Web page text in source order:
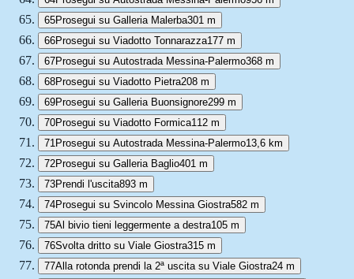
65Prosegui su Galleria Malerba301 m
66Prosegui su Viadotto Tonnarazza177 m
67Prosegui su Autostrada Messina-Palermo368 m
68Prosegui su Viadotto Pietra208 m
69Prosegui su Galleria Buonsignore299 m
70Prosegui su Viadotto Formica112 m
71 Prosegui su Autostrada Messina-Palermo13,6 km
72Prosegui su Galleria Baglio401 m
73Prendi l'uscita893 m
74Prosegui su Svincolo Messina Giostra582 m
75Al bivio tieni leggermente a destra105 m
76Svolta dritto su Viale Giostra315 m
77Alla rotonda prendi la 2ª uscita su Viale Giostra24 m